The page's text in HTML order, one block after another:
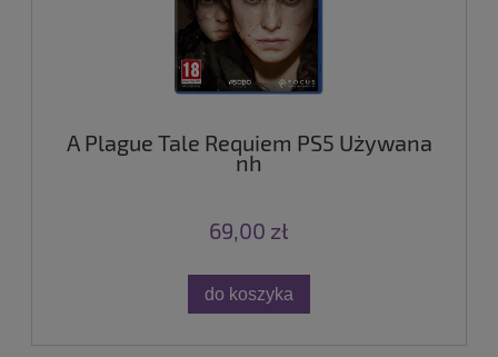
A Plague Tale Requiem PS5 Używana
nh
69,00 zł
do koszyka